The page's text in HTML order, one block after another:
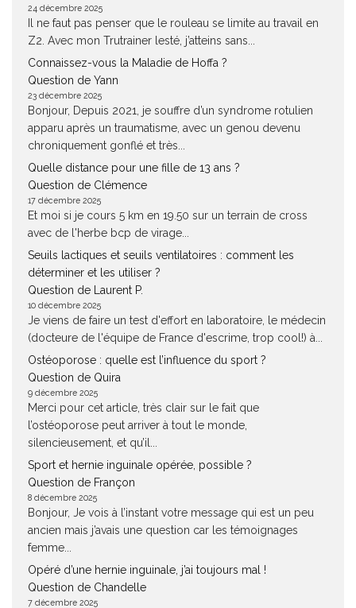
24 décembre 2025
Il ne faut pas penser que le rouleau se limite au travail en
Z2. Avec mon Trutrainer lesté, j’atteins sans...
Connaissez-vous la Maladie de Hoffa ?
Question de Yann
23 décembre 2025
Bonjour, Depuis 2021, je souffre d’un syndrome rotulien
apparu après un traumatisme, avec un genou devenu
chroniquement gonflé et très...
Quelle distance pour une fille de 13 ans ?
Question de Clémence
17 décembre 2025
Et moi si je cours 5 km en 19.50 sur un terrain de cross
avec de l'herbe bcp de virage...
Seuils lactiques et seuils ventilatoires : comment les
déterminer et les utiliser ?
Question de Laurent P.
10 décembre 2025
Je viens de faire un test d'effort en laboratoire, le médecin
(docteure de l'équipe de France d'escrime, trop cool!) à...
Ostéoporose : quelle est l’influence du sport ?
Question de Quira
9 décembre 2025
Merci pour cet article, très clair sur le fait que
l’ostéoporose peut arriver à tout le monde,
silencieusement, et qu’il...
Sport et hernie inguinale opérée, possible ?
Question de Françon
8 décembre 2025
Bonjour, Je vois à l’instant votre message qui est un peu
ancien mais j’avais une question car les témoignages
femme...
Opéré d’une hernie inguinale, j’ai toujours mal !
Question de Chandelle
7 décembre 2025